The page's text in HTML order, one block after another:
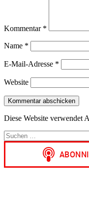
Kommentar *
Name *
E-Mail-Adresse *
Website
Diese Website verwendet
Suchen
nach: